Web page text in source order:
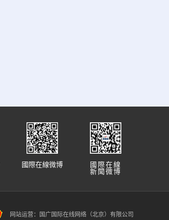
國際在線
新聞微博
國際在線微博
网站运营：国广国际在线网络（北京）有限公司